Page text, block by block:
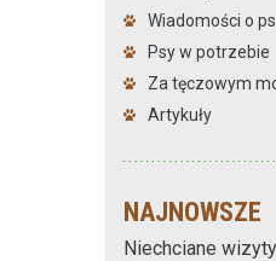
Wiadomości o
Psy w potrzebie
Za tęczowym
Artykuły
NAJNOWSZE
Niechciane